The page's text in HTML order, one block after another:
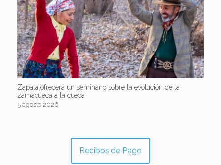
Zapala ofrecerá un seminario sobre la evolución de la
zamacueca a la cueca
5 agosto 2026
Recibos de Pago